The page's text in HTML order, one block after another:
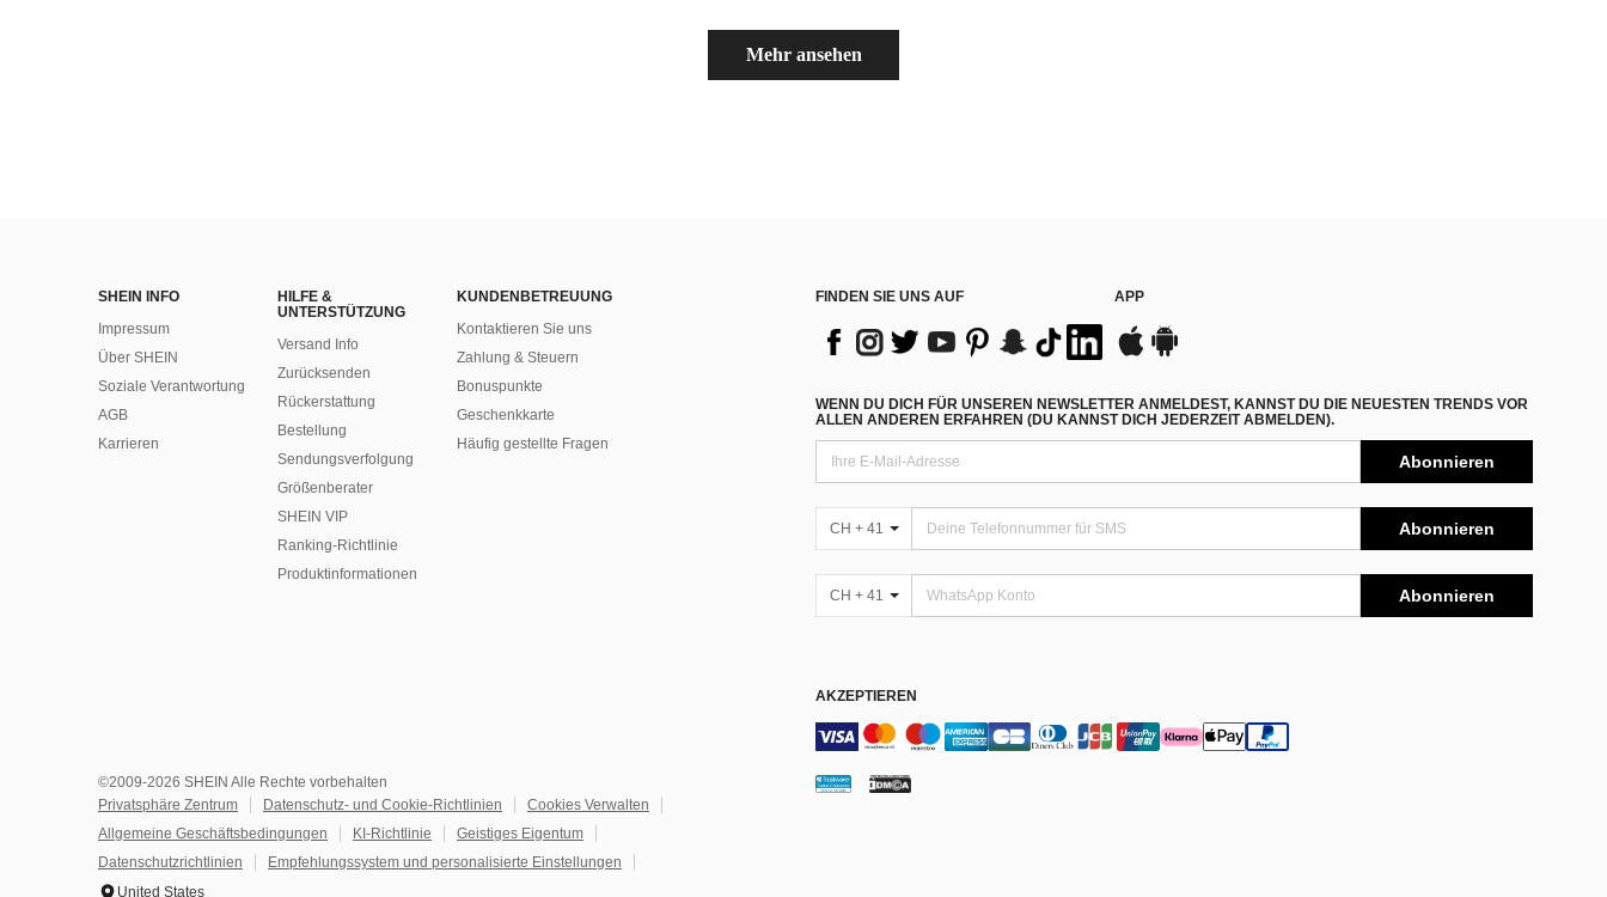
Mehr ansehen
SHEIN INFO
Impressum
Über SHEIN
Soziale Verantwortung
AGB
Karrieren
HILFE &
UNTERSTÜTZUNG
Versand Info
Zurücksenden
Rückerstattung
Bestellung
Sendungsverfolgung
Größenberater
SHEIN VIP
Ranking-Richtlinie
​Produktinformationen
KUNDENBETREUUNG
Kontaktieren Sie uns
Zahlung & Steuern
Bonuspunkte
Geschenkkarte
Häufig gestellte Fragen
FINDEN SIE UNS AUF APP
WENN DU DICH FÜR UNSEREN NEWSLETTER ANMELDEST, KANNST DU DIE NEUESTEN TRENDS VOR
ALLEN ANDEREN ERFAHREN (DU KANNST DICH JEDERZEIT ABMELDEN).
Abonnieren
CH + 41 Abonnieren
CH + 41 Abonnieren
AKZEPTIEREN
©2009-2026 SHEIN Alle Rechte vorbehalten
Privatsphäre Zentrum
Datenschutz- und Cookie-Richtlinien
Cookies Verwalten
Allgemeine Geschäftsbedingungen
KI-Richtlinie
Geistiges Eigentum
Datenschutzrichtlinien
Empfehlungssystem und personalisierte Einstellungen
United States